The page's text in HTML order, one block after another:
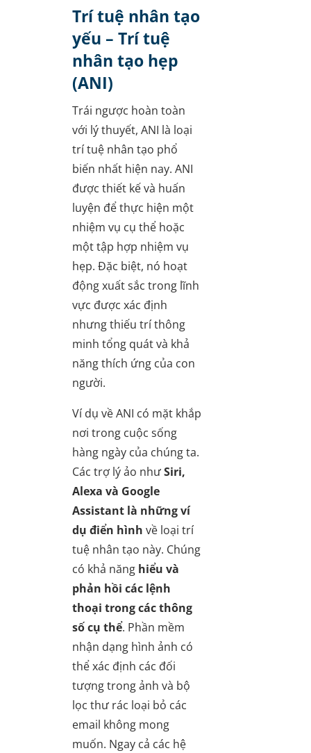
Trí tuệ nhân tạo
yếu – Trí tuệ
nhân tạo hẹp
(ANI)
Trái ngược hoàn toàn
với lý thuyết, ANI là loại
trí tuệ nhân tạo phổ
biến nhất hiện nay. ANI
được thiết kế và huấn
luyện để thực hiện một
nhiệm vụ cụ thể hoặc
một tập hợp nhiệm vụ
hẹp. Đặc biệt, nó hoạt
động xuất sắc trong lĩnh
vực được xác định
nhưng thiếu trí thông
minh tổng quát và khả
năng thích ứng của con
người.
Ví dụ về ANI có mặt khắp
nơi trong cuộc sống
hàng ngày của chúng ta.
Các trợ lý ảo nhưSiri,
Alexa và Google
Assistant là những ví
dụ điển hình về loại trí
tuệ nhân tạo này. Chúng
có khả năng hiểu và
phản hồi các lệnh
thoại trong các thông
số cụ thể. Phần mềm
nhận dạng hình ảnh có
thể xác định các đối
tượng trong ảnh và bộ
lọc thư rác loại bỏ các
email không mong
muốn. Ngay cả các hệ